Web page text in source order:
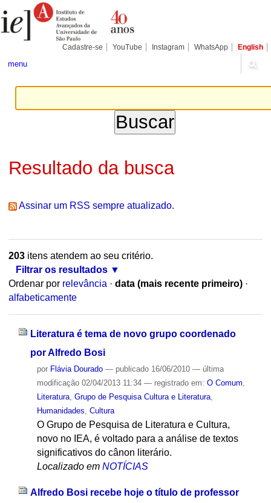
para
conteúdo.
Pessoais
Cadastre-se YouTube Instagram WhatsApp English
menu
Resultado da busca
Assinar um RSS sempre atualizado.
203itens atendem ao seu critério.
Filtrar os resultados
Ordenar por relevância · data (mais recente primeiro) ·
alfabeticamente
Literatura é tema de novo grupo coordenado
por Alfredo Bosi
por Flávia Dourado — publicado16/06/2010 — última
modificação02/04/2013 11:34 — registrado em: O Comum
Literatura, Grupo de Pesquisa Cultura e Literatura,
Humanidades Cultura
O Grupo de Pesquisa de Literatura e Cultura,
novo no IEA, é voltado para a análise de textos
significativos do cânon literário.
Localizado em NOTÍCIAS
Alfredo Bosi recebe hoje o título de professor